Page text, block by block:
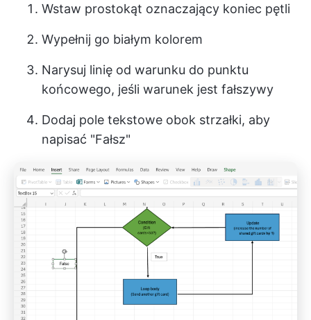
Wstaw prostokąt oznaczający koniec pętli
Wypełnij go białym kolorem
Narysuj linię od warunku do punktu
końcowego, jeśli warunek jest fałszywy
Dodaj pole tekstowe obok strzałki, aby
napisać "Fałsz"